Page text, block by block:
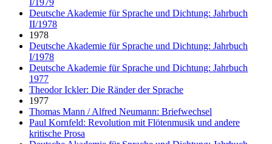
Deutsche Akademie für Sprache und Dichtung: Jahrbuch
II/1978
1978
Deutsche Akademie für Sprache und Dichtung: Jahrbuch
I/1978
Deutsche Akademie für Sprache und Dichtung: Jahrbuch
1977
Theodor Ickler: Die Ränder der Sprache
1977
Thomas Mann / Alfred Neumann: Briefwechsel
Paul Kornfeld: Revolution mit Flötenmusik und andere
kritische Prosa